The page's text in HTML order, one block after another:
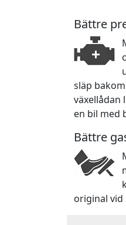
Bättre
släp
växellådan
en bil med
Bättre
original vid